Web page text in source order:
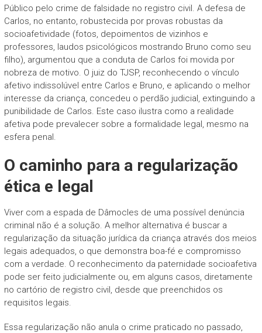
Público pelo crime de falsidade no registro civil. A defesa de
Carlos, no entanto, robustecida por provas robustas da
socioafetividade (fotos, depoimentos de vizinhos e
professores, laudos psicológicos mostrando Bruno como seu
filho), argumentou que a conduta de Carlos foi movida por
nobreza de motivo. O juiz do TJSP, reconhecendo o vínculo
afetivo indissolúvel entre Carlos e Bruno, e aplicando o melhor
interesse da criança, concedeu o perdão judicial, extinguindo a
punibilidade de Carlos. Este caso ilustra como a realidade
afetiva pode prevalecer sobre a formalidade legal, mesmo na
esfera penal.
O caminho para a regularização
ética e legal
Viver com a espada de Dâmocles de uma possível denúncia
criminal não é a solução. A melhor alternativa é buscar a
regularização da situação jurídica da criança através dos meios
legais adequados, o que demonstra boa-fé e compromisso
com a verdade. O reconhecimento da paternidade socioafetiva
pode ser feito judicialmente ou, em alguns casos, diretamente
no cartório de registro civil, desde que preenchidos os
requisitos legais.
Essa regularização não anula o crime praticado no passado,